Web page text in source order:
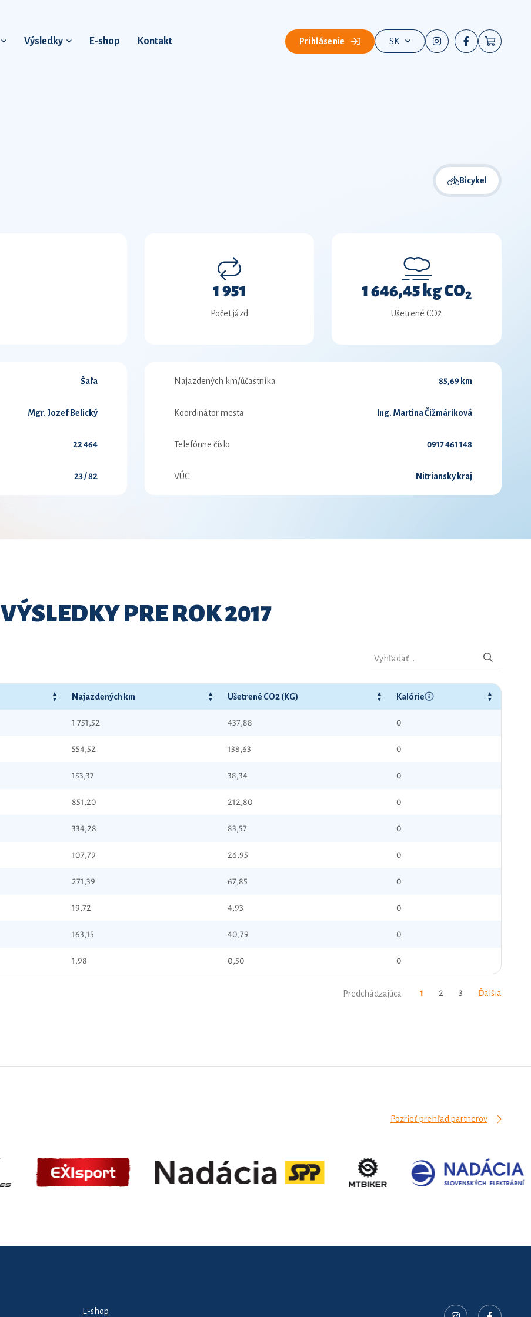
Výsledky E-shop Kontakt Prihlásenie SK
Bicykel
1 951
Počet jázd
1 646,45 kg CO2
Ušetrené CO2
Šaľa
Mgr. Jozef Belický
22 464
23 / 82
Najazdených km/účastníka 85,69 km
Koordinátor mesta Ing. Martina Čižmáriková
Telefónne číslo 0917 461 148
VÚC Nitriansky kraj
VÝSLEDKY PRE ROK 2017
Najazdených km Ušetrené CO2 (KG) Kalórie
1 751,52 437,88 0
554,52 138,63 0
153,37 38,34 0
851,20 212,80 0
334,28 83,57 0
107,79 26,95 0
271,39 67,85 0
19,72 4,93 0
163,15 40,79 0
1,98 0,50 0
Predchádzajúca 1 2 3 Ďalšia
Pozrieť prehľad partnerov
E-shop